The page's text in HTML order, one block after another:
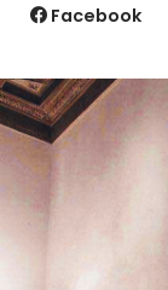
Facebook